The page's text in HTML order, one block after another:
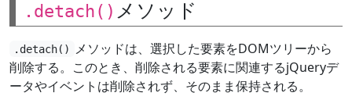
.detach() メソッド
.detach()
メソッドは、選択した要素をDOMツリーから
削除する。このとき、削除される要素に関連するjQueryデ
ータやイベントは削除されず、そのまま保持される。